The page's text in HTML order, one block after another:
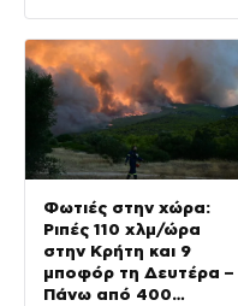
Φωτιές στην χώρα:
Ριπές 110 χλμ/ώρα
στην Κρήτη και 9
μποφόρ τη Δευτέρα –
Πάνω από 400